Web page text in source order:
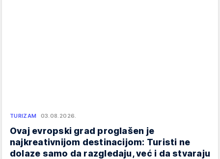
TURIZAM 03.08.2026.
Ovaj evropski grad proglašen je
najkreativnijom destinacijom: Turisti ne
dolaze samo da razgledaju, već i da stvaraju